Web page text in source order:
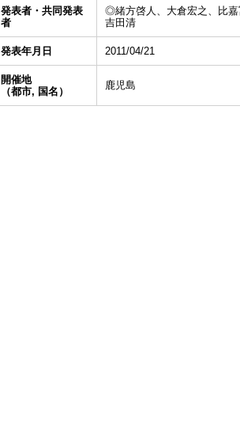
発表者・共同発表
者
◎緒方啓人、大倉宏之、比嘉
吉田清
発表年月日 2011/04/21
開催地
（都市, 国名）
鹿児島